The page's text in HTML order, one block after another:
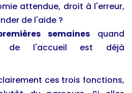
attendue, droit à l'erreur,
de l'aide ?
semaines quand
de l'accueil est déjà
ces trois fonctions,